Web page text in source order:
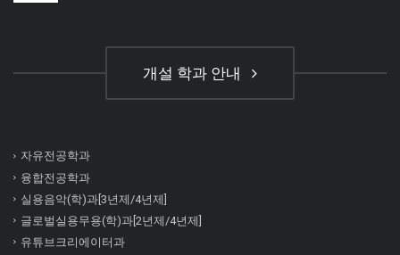
개설 학과 안내
자유전공학과
융합전공학과
실용음악(학)과[3년제/4년제]
글로벌실용무용(학)과[2년제/4년제]
유튜브크리에이터과